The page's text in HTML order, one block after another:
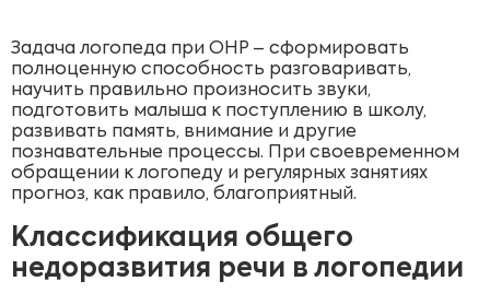
Задача логопеда при ОНР – сформировать
полноценную способность разговаривать,
научить правильно произносить звуки,
подготовить малыша к поступлению в школу,
развивать память, внимание и другие
познавательные процессы. При своевременном
обращении к логопеду и регулярных занятиях
прогноз, как правило, благоприятный.
Классификация общего
недоразвития речи в логопедии